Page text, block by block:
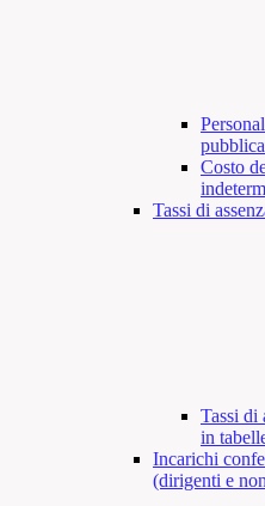
Costo
Tassi di
Tassi di
in
Incarichi
(dirigenti e